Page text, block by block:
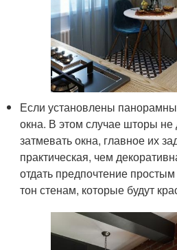
Если установлены
окна. В этом случае шторы
затмевать окна, главное их
практическая, чем
отдать предпочтение
тон стенам, которые будут